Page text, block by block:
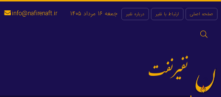
صفحه اصلی ارتباط با نفیر درباره نفیر
جستجو
جمعه 16 مرداد 1405 info@nafirenaft.ir
نفیرنفت